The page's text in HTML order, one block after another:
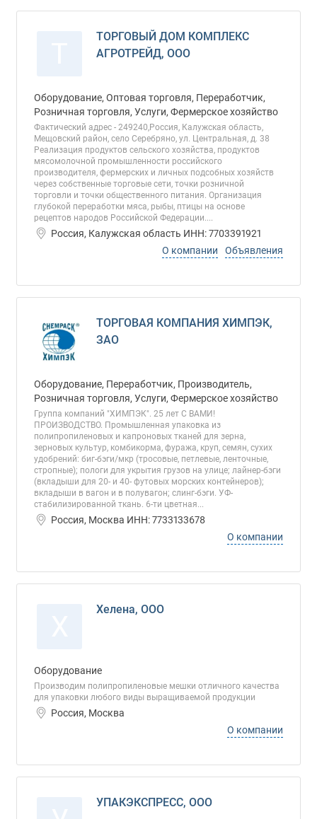
ТОРГОВЫЙ ДОМ КОМПЛЕКС
АГРОТРЕЙД, ООО
Оборудование, Оптовая торговля, Переработчик,
Розничная торговля, Услуги, Фермерское хозяйство
Фактический адрес - 249240,Россия, Калужская область,
Мещовский район, село Серебряно, ул. Центральная, д. 38
Реализация продуктов сельского хозяйства, продуктов
мясомолочной промышленности российского
производителя, фермерских и личных подсобных хозяйств
через собственные торговые сети, точки розничной
торговли и точки общественного питания. Организация
глубокой переработки мяса, рыбы, птицы на основе
рецептов народов Российской Федерации....
Россия, Калужская область ИНН: 7703391921
О компании
Объявления
ТОРГОВАЯ КОМПАНИЯ ХИМПЭК,
ЗАО
Оборудование, Переработчик, Производитель,
Розничная торговля, Услуги, Фермерское хозяйство
Группа компаний "ХИМПЭК". 25 лет С ВАМИ!
ПРОИЗВОДСТВО. Промышленная упаковка из
полипропиленовых и капроновых тканей для зерна,
зерновых культур, комбикорма, фуража, круп, семян, сухих
удобрений: биг-бэги/мкр (тросовые, петлевые, ленточные,
стропные); пологи для укрытия грузов на улице; лайнер-бэги
(вкладыши для 20- и 40- футовых морских контейнеров);
вкладыши в вагон и в полувагон; слинг-бэги. УФ-
стабилизированной ткань. 6-ти цветная...
Россия, Москва ИНН: 7733133678
О компании
Хелена, ООО
Оборудование
Производим полипропиленовые мешки отличного качества
для упаковки любого виды выращиваемой продукции
Россия, Москва
О компании
УПАКЭКСПРЕСС, ООО